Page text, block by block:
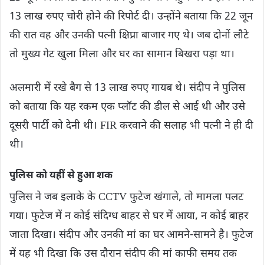
13 लाख रुपए चोरी होने की रिपोर्ट दी। उन्होंने बताया कि 22 जून
की रात वह और उनकी पत्नी क्षिप्रा बाजार गए थे। जब दोनों लौटे
तो मुख्य गेट खुला मिला और घर का सामान बिखरा पड़ा था।
अलमारी में रखे बैग से 13 लाख रुपए गायब थे। संदीप ने पुलिस
को बताया कि यह रकम एक प्लॉट की डील से आई थी और उसे
दूसरी पार्टी को देनी थी। FIR करवाने की सलाह भी पत्नी ने ही दी
थी।
पुलिस को यहीं से हुआ शक
पुलिस ने जब इलाके के CCTV फुटेज खंगाले, तो मामला पलट
गया। फुटेज में न कोई संदिग्ध बाहर से घर में आया, न कोई बाहर
जाता दिखा। संदीप और उनकी मां का घर आमने-सामने है। फुटेज
में यह भी दिखा कि उस दौरान संदीप की मां काफी समय तक